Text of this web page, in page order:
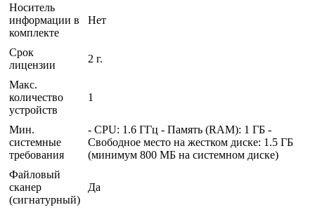
Носитель
информации в
комплекте
Нет
Срок
лицензии
2 г.
Макс.
количество
устройств
1
Мин.
системные
требования
- CPU: 1.6 ГГц - Память (RAM): 1 ГБ -
Свободное место на жестком диске: 1.5 ГБ
(минимум 800 МБ на системном диске)
Файловый
сканер
(сигнатурный)
Да